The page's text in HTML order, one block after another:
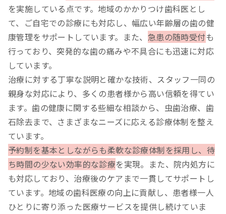
を実施している点です。地域のかかりつけ歯科医とし
て、ご自宅での診療にも対応し、幅広い年齢層の歯の健
康管理をサポートしています。また、 急患の随時受付も
行っており、突発的な歯の痛みや不具合にも迅速に対応
しています。
治療に対する丁寧な説明と確かな技術、スタッフ一同の
親身な対応により、多くの患者様から高い信頼を得てい
ます。歯の健康に関する些細な相談から、虫歯治療、歯
石除去まで、さまざまなニーズに応える診療体制を整え
ています。
予約制を基本としながらも柔軟な診療体制を採用し、待
ち時間の少ない効率的な診療を実現。また、院内処方に
も対応しており、治療後のケアまで一貫してサポートし
ています。地域の歯科医療の向上に貢献し、患者様一人
ひとりに寄り添った医療サービスを提供し続けていま